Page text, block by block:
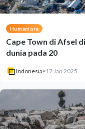
Humaniora
Cape Town di Afsel
dunia pada 20
Indonesia• 17 Jan 2025